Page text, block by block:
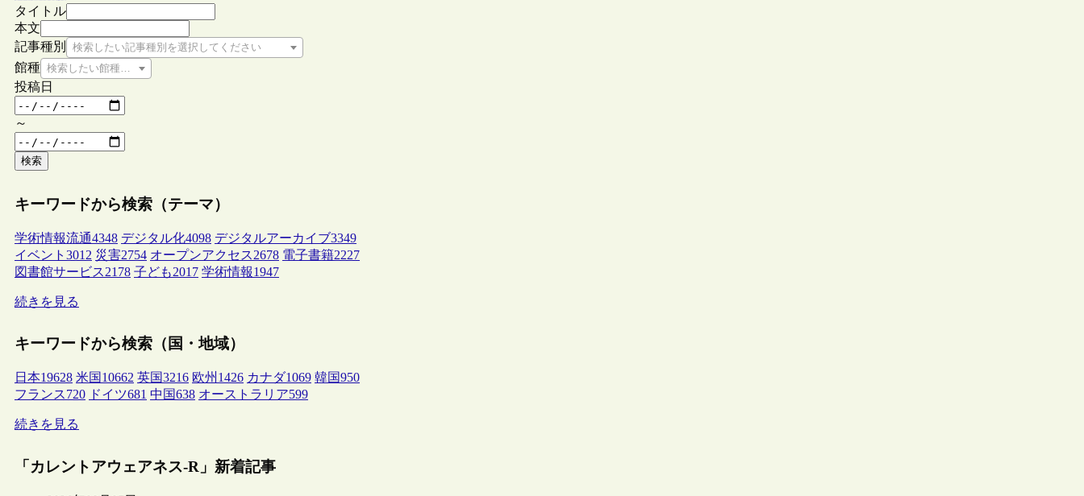
タイトル
本文
記事種別
検索したい記事種別を選択してください
館種 検索したい館種を選択してください
投稿日
～
検索
キーワードから検索（テーマ）
学術情報流通4348 デジタル化4098 デジタルアーカイブ3349
イベント 3012 災害2754 オープンアクセス2678 電子書籍2227
図書館サービス2178 子ども2017 学術情報1947
続きを見る
キーワードから検索（国・地域）
日本19628 米国 10662 英国3216 欧州 1426 カナダ1069 韓国950
フランス720 ドイツ681 中国638 オーストラリア599
続きを見る
「カレントアウェアネス-R」新着記事